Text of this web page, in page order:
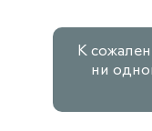
К
ни